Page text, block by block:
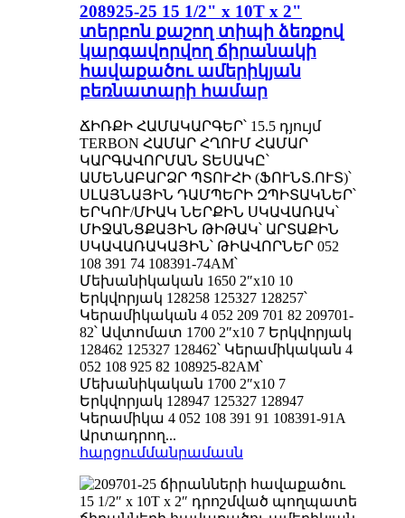
208925-25 15 1/2" x 10T x 2"
տերբոն քաշող տիպի ձեռքով
կարգավորվող ճիրանակի
հավաքածու ամերիկյան
բեռնատարի համար
ՃԻՌՔԻ ՀԱՄԱԿԱՐԳԵՐ՝ 15.5 դյույմ
TERBON ՀԱՄԱՐ ՀՂՈՒՄ ՀԱՄԱՐ
ԿԱՐԳԱՎՈՐՄԱՆ ՏԵՍԱԿԸ՝
ԱՄԵՆԱԲԱՐՁՐ ՊՏՈՒՀԻ (ՖՈՒՆՏ.ՈՒՏ)՝
ՍԼԱՅՆԱՅԻՆ ԴԱՄՊԵՐԻ ԶՊԻՏԱԿՆԵՐ՝
ԵՐԿՈՒ/ՄԻԱԿ ՆԵՐՔԻՆ ՍԿԱՎԱՌԱԿ՝
ՄԻՋԱՆՑՔԱՅԻՆ ԹԻԹԱԿ՝ ԱՐՏԱՔԻՆ
ՍԿԱՎԱՌԱԿԱՅԻՆ՝ ԹԻԱՎՈՐՆԵՐ 052
108 391 74 108391-74AM՝
Մեխանիկական 1650 2″x10 10
Երկվորյակ 128258 125327 128257՝
Կերամիկական 4 052 209 701 82 209701-
82՝ Ավտոմատ 1700 2″x10 7 Երկվորյակ
128462 125327 128462՝ Կերամիկական 4
052 108 925 82 108925-82AM՝
Մեխանիկական 1700 2″x10 7
Երկվորյակ 128947 125327 128947
Կերամիկա 4 052 108 391 91 108391-91A
Արտադրող...
հարցումմանրամասն